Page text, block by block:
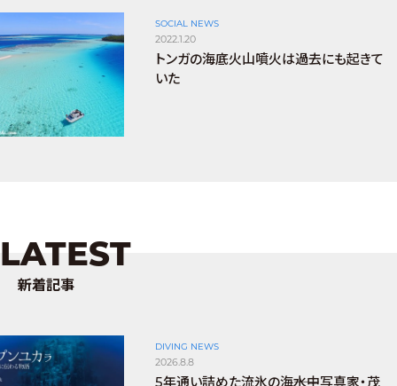
SOCIAL NEWS
2022.1.20
トンガの海底火山噴火は過去にも起きて
いた
LATEST
新着記事
DIVING NEWS
2026.8.8
5年通い詰めた流氷の海――水中写真家・茂